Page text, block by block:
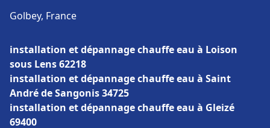
Golbey, France
installation et dépannage chauffe eau à Loison
sous Lens 62218
installation et dépannage chauffe eau à Saint
André de Sangonis 34725
installation et dépannage chauffe eau à Gleizé
69400